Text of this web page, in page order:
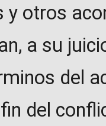
y otros
a su
del
del